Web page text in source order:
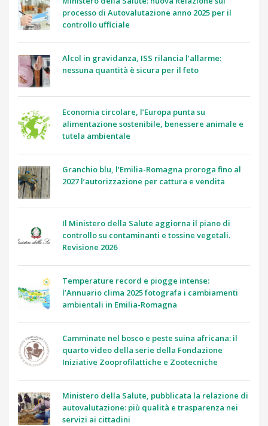
processo di Autovalutazione anno 2025 per il
controllo ufficiale
Alcol in gravidanza, ISS rilancia l’allarme:
nessuna quantità è sicura per il feto
Economia circolare, l’Europa punta su
alimentazione sostenibile, benessere animale e
tutela ambientale
Granchio blu, l’Emilia-Romagna proroga fino al
2027 l’autorizzazione per cattura e vendita
Il Ministero della Salute aggiorna il piano di
controllo su contaminanti e tossine vegetali.
Revisione 2026
Temperature record e piogge intense:
l’Annuario clima 2025 fotografa i cambiamenti
ambientali in Emilia-Romagna
Camminate nel bosco e peste suina africana: il
quarto video della serie della Fondazione
Iniziative Zooprofilattiche e Zootecniche
Ministero della Salute, pubblicata la relazione di
autovalutazione: più qualità e trasparenza nei
servizi ai cittadini